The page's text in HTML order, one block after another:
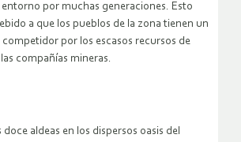
por muchas generaciones. Esto
a que los pueblos de la zona tienen un
por los escasos recursos de
compañías mineras.
doce aldeas en los dispersos oasis del